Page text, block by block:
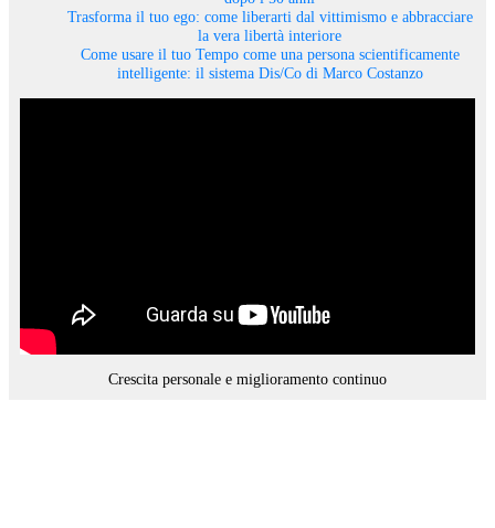
Trasforma il tuo ego: come liberarti dal vittimismo e abbracciare
la vera libertà interiore
Come usare il tuo Tempo come una persona scientificamente
intelligente: il sistema Dis/Co di Marco Costanzo
Crescita personale e miglioramento continuo